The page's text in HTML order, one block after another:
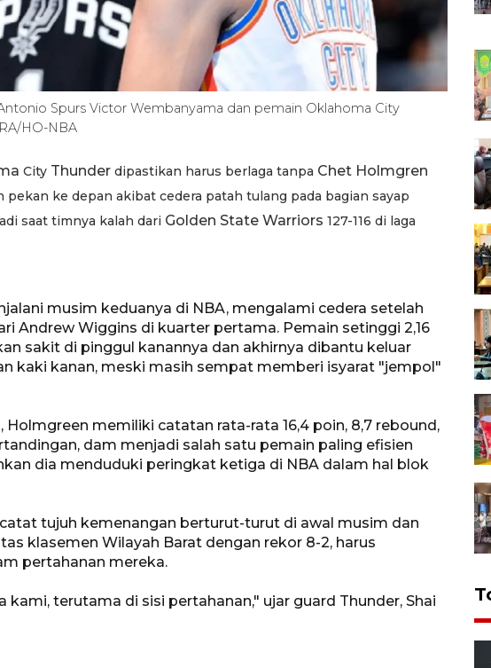
Spurs Victor Wembanyama dan pemain Oklahoma City
HO-NBA
City Thunder dipastikan harus berlaga tanpa Chet Holmgren
pekan ke depan akibat cedera patah tulang pada bagian sayap
saat timnya kalah dari Golden State Warriors 127-116 di laga
musim keduanya di NBA, mengalami cedera setelah
Andrew Wiggins di kuarter pertama. Pemain setinggi 2,16
sakit di pinggul kanannya dan akhirnya dibantu keluar
kaki kanan, meski masih sempat memberi isyarat "jempol"
memiliki catatan rata-rata 16,4 poin, 8,7 rebound,
dam menjadi salah satu pemain paling efisien
dia menduduki peringkat ketiga di NBA dalam hal blok
tujuh kemenangan berturut-turut di awal musim dan
klasemen Wilayah Barat dengan rekor 8-2, harus
pertahanan mereka.
terutama di sisi pertahanan," ujar guard Thunder, Shai